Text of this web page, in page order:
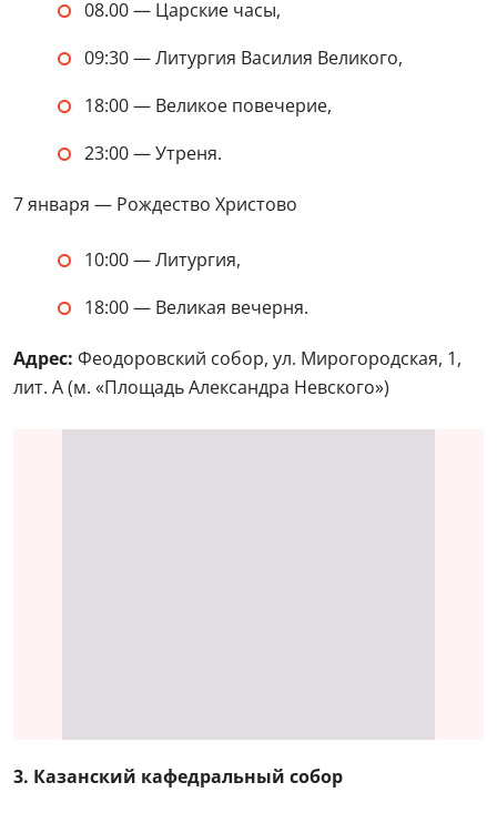
08.00 — Царские часы,
09:30 — Литургия Василия Великого,
18:00 — Великое повечерие,
23:00 — Утреня.
7 января — Рождество Христово
10:00 — Литургия,
18:00 — Великая вечерня.
Адрес: Феодоровский собор, ул. Мирогородская, 1,
лит. А (м. «Площадь Александра Невского»)
3. Казанский кафедральный собор